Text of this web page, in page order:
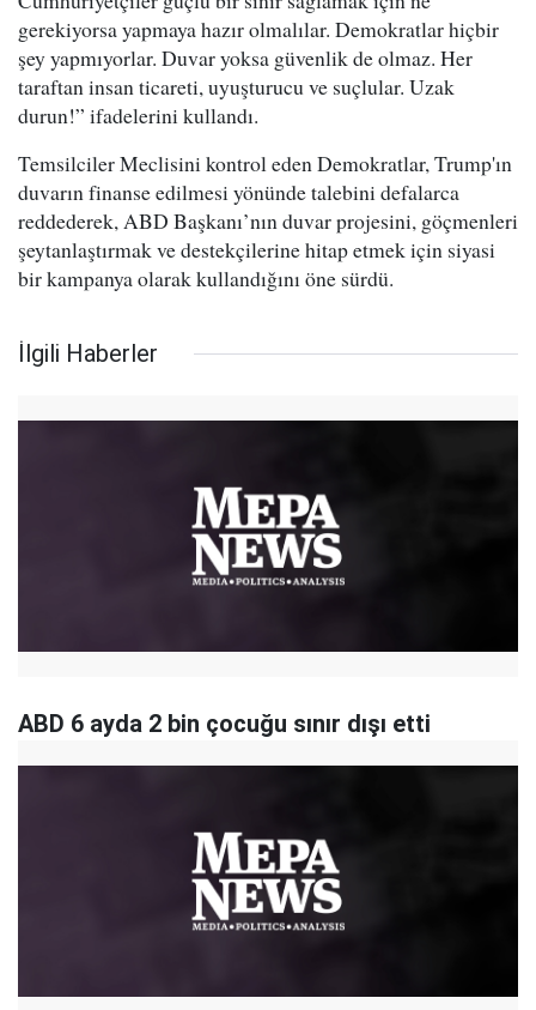
gerekiyorsa yapmaya hazır olmalılar. Demokratlar hiçbir
şey yapmıyorlar. Duvar yoksa güvenlik de olmaz. Her
taraftan insan ticareti, uyuşturucu ve suçlular. Uzak
durun!” ifadelerini kullandı.
Temsilciler Meclisini kontrol eden Demokratlar, Trump'ın
duvarın finanse edilmesi yönünde talebini defalarca
reddederek, ABD Başkanı’nın duvar projesini, göçmenleri
şeytanlaştırmak ve destekçilerine hitap etmek için siyasi
bir kampanya olarak kullandığını öne sürdü.
İlgili Haberler
ABD 6 ayda 2 bin çocuğu sınır dışı etti